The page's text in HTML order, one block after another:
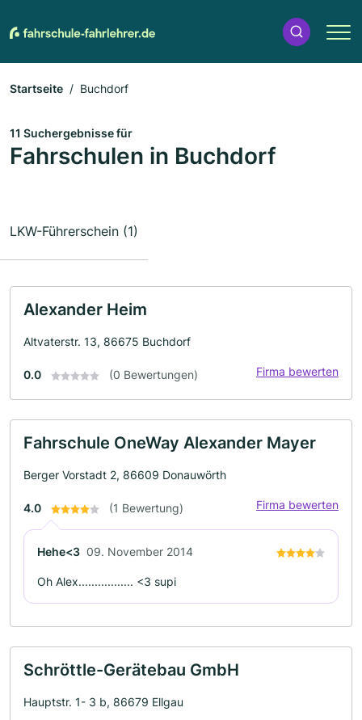
Startseite Buchdorf
11 Suchergebnisse für
Fahrschulen in Buchdorf
LKW-Führerschein (1)
Alexander Heim
Altvaterstr. 13, 86675 Buchdorf
0.0 (0 Bewertungen) Firma bewerten
Fahrschule OneWay Alexander Mayer
Berger Vorstadt 2, 86609 Donauwörth
4.0 (1 Bewertung) Firma bewerten
Hehe<3 09. November 2014
Oh Alex................. <3 supi
Schröttle-Gerätebau GmbH
Hauptstr. 1- 3 b, 86679 Ellgau